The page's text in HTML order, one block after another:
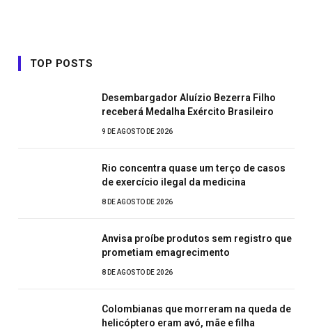
TOP POSTS
Desembargador Aluízio Bezerra Filho
receberá Medalha Exército Brasileiro
9 DE AGOSTO DE 2026
Rio concentra quase um terço de casos
de exercício ilegal da medicina
8 DE AGOSTO DE 2026
Anvisa proíbe produtos sem registro que
prometiam emagrecimento
8 DE AGOSTO DE 2026
Colombianas que morreram na queda de
helicóptero eram avó, mãe e filha